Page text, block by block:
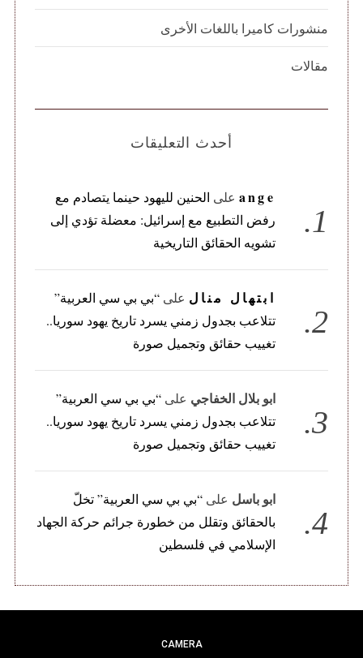
منشورات كاميرا باللغات الأخرى
مقالات
أحدث التعليقات
angeعلى الحنين لليهود حينما يتصادم مع
رفض التطبيع مع إسرائيل: معضلة تؤدي إلى
تشويه الحقائق التاريخية
ابتهال منال على“بي بي سي العربية”
تتلاعب بجدول زمني يسرد تاريخ يهود سوريا..
تغييب حقائق وتجميل صورة
ابو بلال الخفاجي على“بي بي سي العربية”
تتلاعب بجدول زمني يسرد تاريخ يهود سوريا..
تغييب حقائق وتجميل صورة
ابو باسل على“بي بي سي العربية” تخلّ
بالحقائق وتقلل من خطورة جرائم حركة الجهاد
الإسلامي في فلسطين
CAMERA